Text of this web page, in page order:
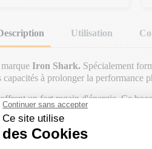
Utilisation
Iron Shark. Spécialement
à prolonger la performance
un fort regain d'énergie. Ce
et favoriser la vasodilatation,
capacités physiques. En effet,